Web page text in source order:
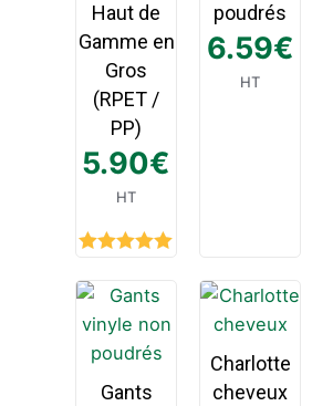
Haut de
Gamme en
Gros
(RPET /
PP)
5.90€
HT
poudrés
6.59€
HT
Gants
Charlotte
cheveux